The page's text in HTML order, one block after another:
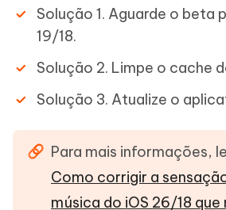
Solução 1. Aguarde o beta
19/18.
Solução 2. Limpe o cache
Solução 3. Atualize o
Para mais informações,
Como corrigir a
música do iOS 26/18 que